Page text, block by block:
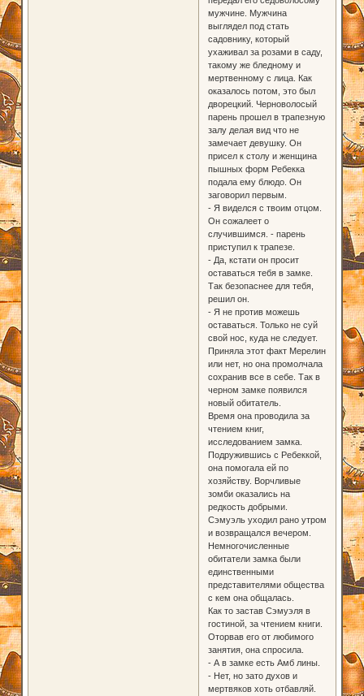
мужчине. Мужчина
выглядел под стать
садовнику, который
ухаживал за розами в саду,
такому же бледному и
мертвенному с лица. Как
оказалось потом, это был
дворецкий. Черноволосый
парень прошел в трапезную
залу делая вид что не
замечает девушку. Он
присел к столу и женщина
пышных форм Ребекка
подала ему блюдо. Он
заговорил первым.
- Я виделся с твоим отцом.
Он сожалеет о
случившимся. - парень
приступил к трапезе.
- Да, кстати он просит
оставаться тебя в замке.
Так безопаснее для тебя,
решил он.
- Я не против можешь
оставаться. Только не суй
свой нос, куда не следует.
Приняла этот факт Мерелин
или нет, но она промолчала
сохранив все в себе. Так в
черном замке появился
новый обитатель.
Время она проводила за
чтением книг,
исследованием замка.
Подружившись с Ребеккой,
она помогала ей по
хозяйству. Ворчливые
зомби оказались на
редкость добрыми.
Сэмуэль уходил рано утром
и возвращался вечером.
Немногочисленные
обитатели замка были
единственными
представителями общества
с кем она общалась.
Как то застав Сэмуэля в
гостиной, за чтением книги.
Оторвав его от любимого
занятия, она спросила.
- А в замке есть Амб лины.
- Нет, но зато духов и
мертвяков хоть отбавляй.